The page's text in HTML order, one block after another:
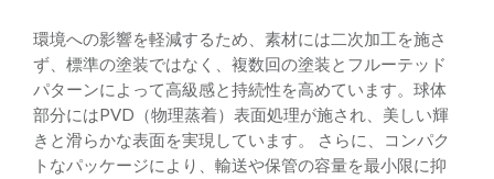
環境への影響を軽減するため、素材には二次加工を施さ
ず、標準の塗装ではなく、複数回の塗装とフルーテッド
パターンによって高級感と持続性を高めています。球体
部分にはPVD（物理蒸着）表面処理が施され、美しい輝
きと滑らかな表面を実現しています。 さらに、コンパク
トなパッケージにより、輸送や保管の容量を最小限に抑